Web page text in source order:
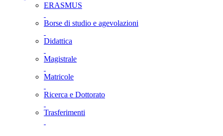
ERASMUS
Borse di studio e agevolazioni
Didattica
Magistrale
Matricole
Ricerca e Dottorato
Trasferimenti